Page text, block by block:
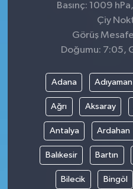
Basınç: 1009
Çiy
Görüş
Doğumu: 7:05,
Adana Adıyaman
Ağrı Aksaray
Antalya Ardahan
Balıkesir Bartın
Bilecik Bingöl